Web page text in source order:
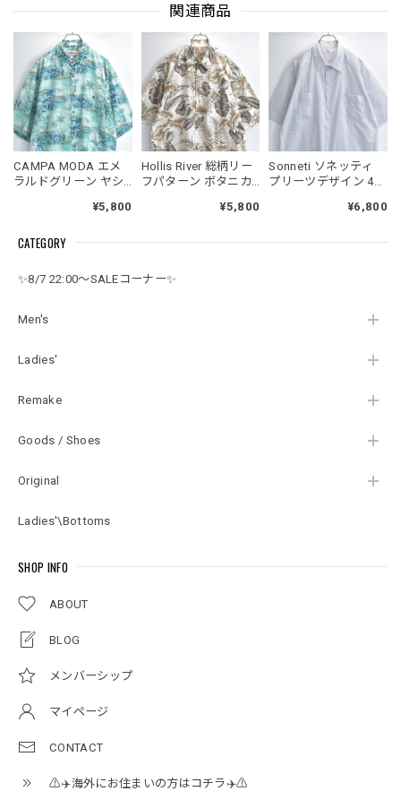
CATEGORY
✨8/7 22:00～SALEコーナー✨
Men's
Ladies'
Remake
Goods / Shoes
Original
Ladies'\Bottoms
SHOP INFO
ABOUT
BLOG
メンバーシップ
マイページ
CONTACT
⚠️✈️海外にお住まいの方はコチラ✈️⚠️
関連商品
CAMPA MODA エメ
ラルドグリーン ヤシ
リゾート ハワイアン
USED ヴィンテージ
ズ XL相当
¥5,800
Hollis River 総柄リー
フパターン ボタニカ
ンシャツ 半袖シャツ
USED ヴィンテージ
ズ XL相当
¥5,800
Sonneti ソネッティ
プリーツデザイン 4ポ
ャツ ライトグレー シ
ンテージ ビンテージ
¥6,800